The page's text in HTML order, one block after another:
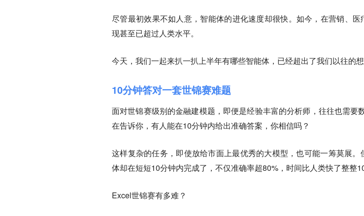
尽管最初效果不如人意，智能体的进化速度却很快。如今，在营销、
现甚至已超过人类水平。
今天，我们一起来扒一扒上半年有哪些智能体，已经超出了我们以往的想
10分钟答对一套世锦赛难题
面对世锦赛级别的金融建模题，即便是经验丰富的分析师，往往也需要
在告诉你，有人能在10分钟内给出准确答案，你相信吗？
这样复杂的任务，即使放给市面上最优秀的大模型，也可能一筹莫展。
体却在短短10分钟内完成了，不仅准确率超80%，时间比人类快了整整10
Excel世锦赛有多难？